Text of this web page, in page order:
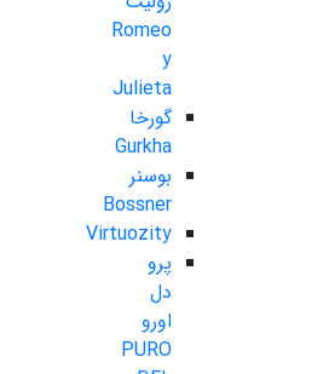
Romeo
y
Julieta
گورخا
Gurkha
بوسنر
Bossner
Virtuozity
پرو
دل
اورو
PURO